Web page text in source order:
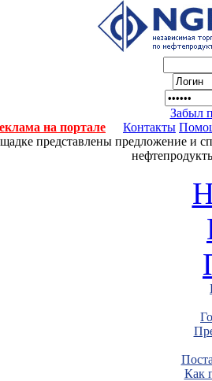
Забыл
на портале
Контакты
представлены предложение и
Как